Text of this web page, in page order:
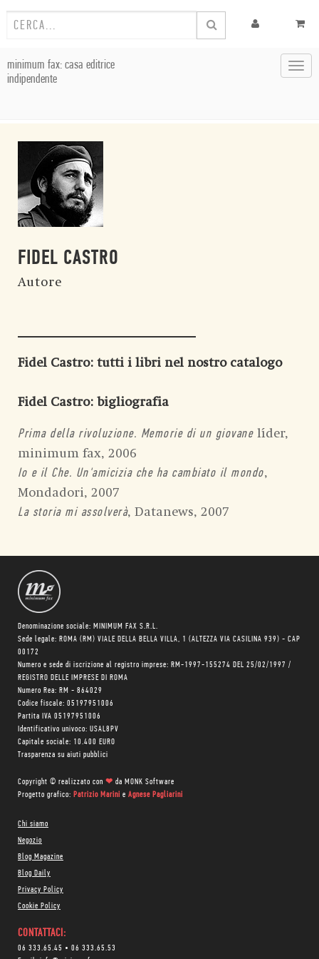
minimum fax: casa editrice
indipendente
FIDEL CASTRO
Autore
Fidel Castro: tutti i libri nel nostro catalogo
Fidel Castro: bigliografia
Prima della rivoluzione. Memorie di un giovane líder,
minimum fax, 2006
Io e il Che. Un'amicizia che ha cambiato il mondo,
Mondadori, 2007
La storia mi assolverà, Datanews, 2007
Denominazione sociale: MINIMUM FAX S.R.L.
Sede legale: ROMA (RM) VIALE DELLA BELLA VILLA, 1 (ALTEZZA VIA CASILINA 939) - CAP
00172
Numero e sede di iscrizione al registro imprese: RM-1997-155274 DEL 25/02/1997 /
REGISTRO DELLE IMPRESE DI ROMA
Numero Rea: RM - 864029
Codice fiscale: 05197951006
Partita IVA 05197951006
Identificativo univoco: USAL8PV
Capitale sociale: 10.400 EURO
Trasparenza su aiuti pubblici
Copyright © realizzato con ❤ da MONK Software
Progetto grafico: Patrizio Marini e Agnese Pagliarini
Chi siamo
Negozio
Blog Magazine
Blog Daily
Privacy Policy
Cookie Policy
CONTATTACI:
06 333.65.45 • 06 333.65.53